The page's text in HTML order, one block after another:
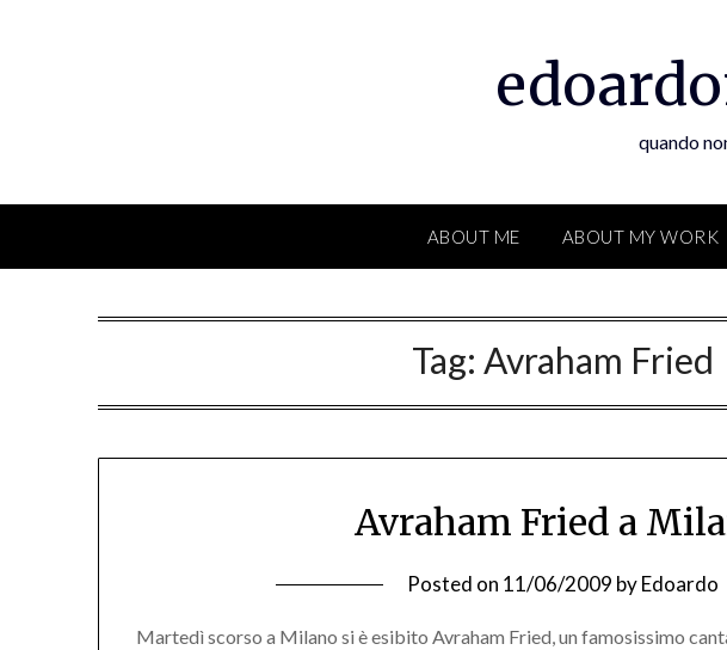
quando
ABOUT ME ABOUT MY WORK
Tag: Avraham Fried
Avraham Fried a
Posted on 11/06/2009 byEdoardo
Martedì scorso a Milano si è esibito Avraham Fried, un famosissimo